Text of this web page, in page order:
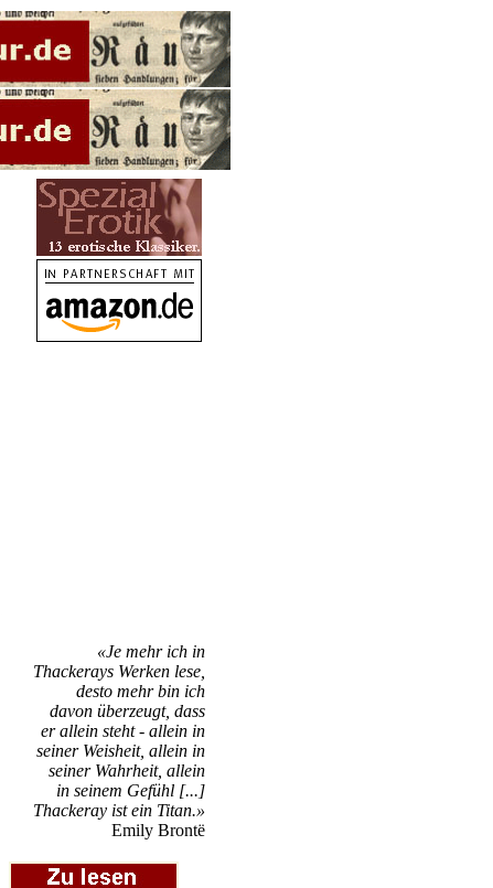
«Je mehr ich in
Thackerays Werken lese,
desto mehr bin ich
davon überzeugt, dass
er allein steht - allein in
seiner Weisheit, allein in
seiner Wahrheit, allein
in seinem Gefühl [...]
Thackeray ist ein Titan.»
Emily Brontë